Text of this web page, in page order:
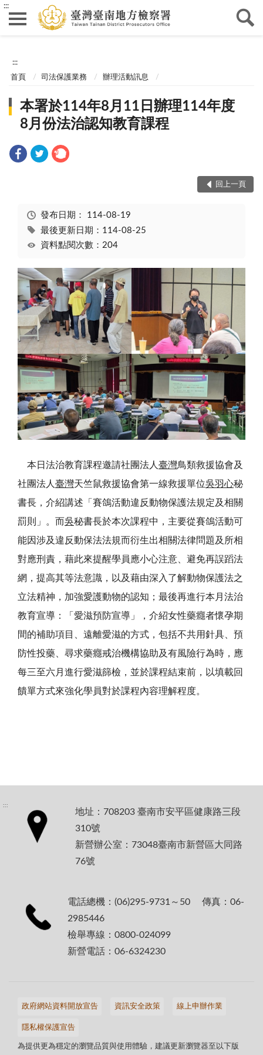
:::
:::
首頁 司法保護業務 辦理活動訊息
本署於114年8月11日辦理114年度
8月份法治認知教育課程
回上一頁
發布日期： 114-08-19
最後更新日期：114-08-25
資料點閱次數：204
本日法治教育課程邀請社團法人 臺灣鳥類救援協會及
社團法人 臺灣天竺鼠救援協會第一線救援單位吳羽心秘
書長，介紹講述「賽鴿活動違反動物保護法規定及相關
罰則」。而吳秘書長於本次課程中，主要從賽鴿活動可
能因涉及違反動保法法規而衍生出相關法律問題及所相
對應刑責，藉此來提醒學員應小心注意、避免再誤蹈法
網，提高其等法意識，以及藉由深入了解動物保護法之
立法精神，加強愛護動物的認知；最後再進行本月法治
教育宣導：「愛滋預防宣導」，介紹女性藥癮者懷孕期
間的補助項目、遠離愛滋的方式，包括不共用針具、預
防性投藥、尋求藥癮戒治機構協助及有風險行為時，應
每三至六月進行愛滋篩檢，並於課程結束前，以填載回
饋單方式來強化學員對於課程內容理解程度。
:::
地址：708203 臺南市安平區健康路三段
310號
新營辦公室：73048臺南市新營區大同路
76號
電話總機：(06)295-9731～50 傳真：06-
2985446
檢舉專線：0800-024099
新營電話：06-6324230
政府網站資料開放宣告 資訊安全政策 線上申辦作業
隱私權保護宣告
為提供更為穩定的瀏覽品質與使用體驗，建議更新瀏覽器至以下版